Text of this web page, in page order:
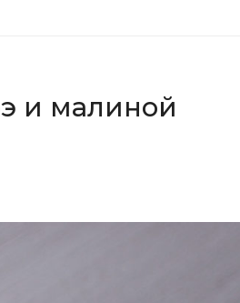
и малиной